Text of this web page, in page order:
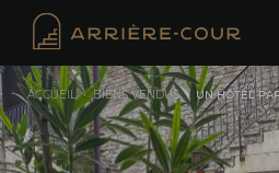
ACCUEIL•BIENS VENDUS• UN HÔTEL
Cookies management panel